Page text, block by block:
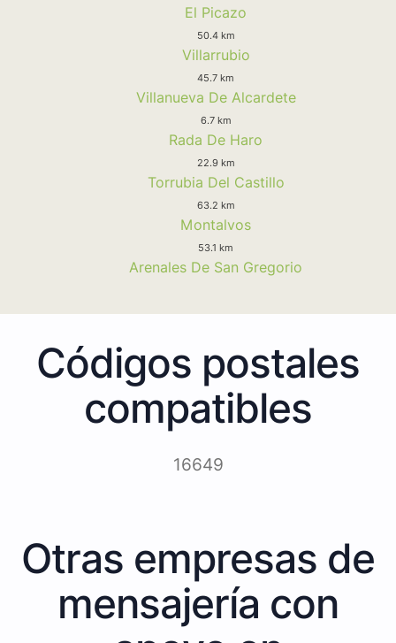
El Picazo
50.4 km
Villarrubio
45.7 km
Villanueva De Alcardete
6.7 km
Rada De Haro
22.9 km
Torrubia Del Castillo
63.2 km
Montalvos
53.1 km
Arenales De San Gregorio
Códigos postales
compatibles
16649
Otras empresas de
mensajería con